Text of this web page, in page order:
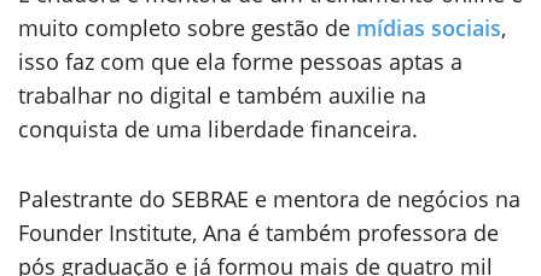
muito completo sobre gestão de mídias sociais,
isso faz com que ela forme pessoas aptas a
trabalhar no digital e também auxilie na
conquista de uma liberdade financeira.
Palestrante do SEBRAE e mentora de negócios na
Founder Institute, Ana é também professora de
pós graduação e já formou mais de quatro mil